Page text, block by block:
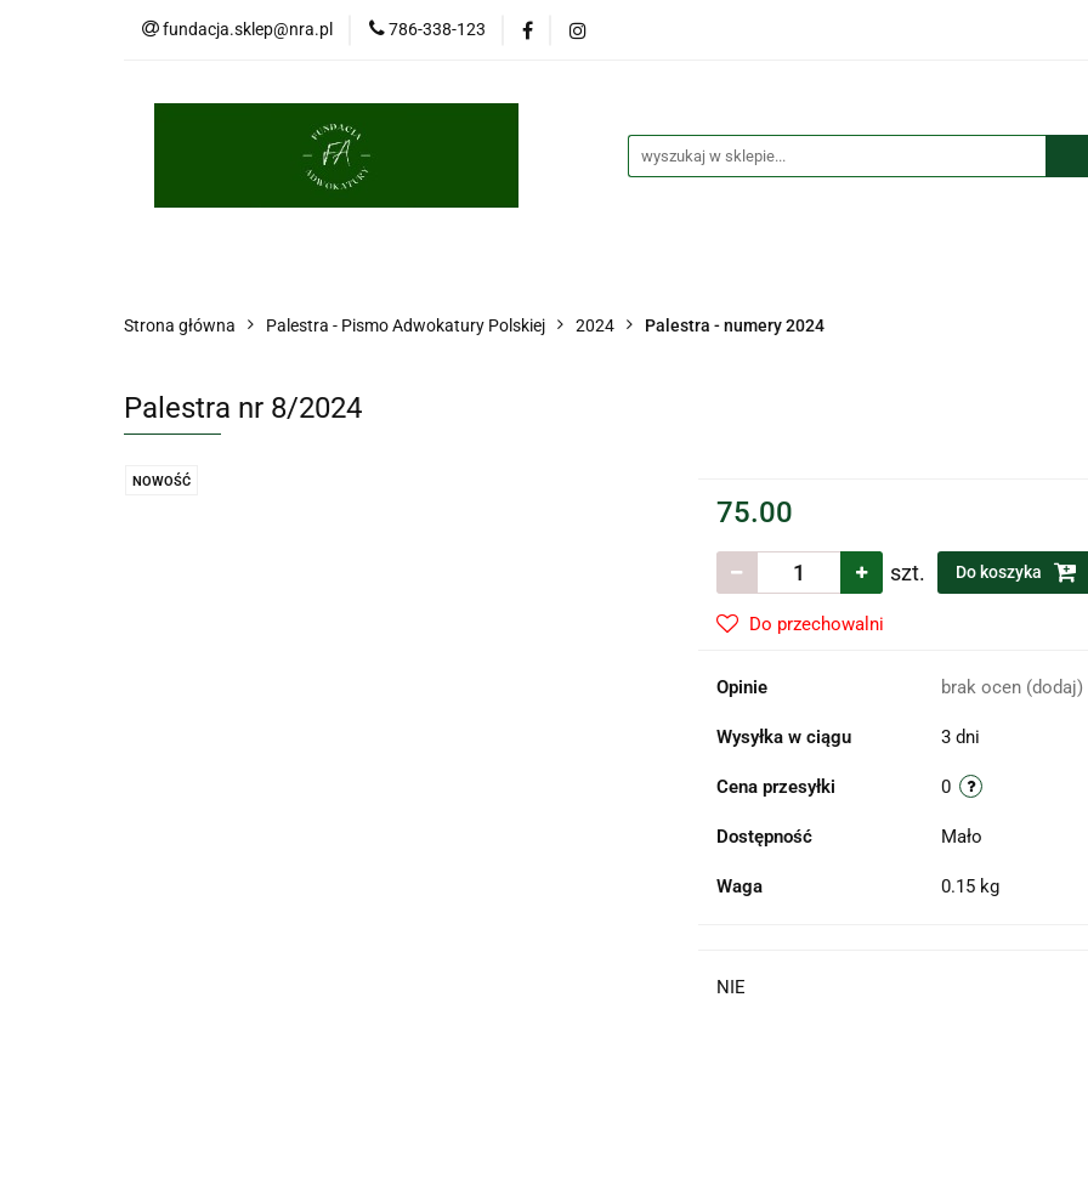
fundacja.sklep@nra.pl 786-338-123
Palestra Porcelana
Strona główna Palestra - Pismo Adwokatury Polskiej 2024 Palestra - numery 2024
Palestra nr 8/2024
NOWOŚĆ
75.00
szt. Do koszyka
Do przechowalni
Opinie brak ocen (dodaj)
Wysyłka w ciągu 3 dni
Cena przesyłki 0
Dostępność Mało
Waga 0.15 kg
NIE